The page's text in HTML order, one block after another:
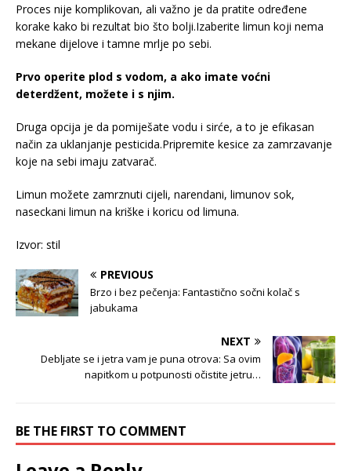
Proces nije komplikovan, ali važno je da pratite određene
korake kako bi rezultat bio što bolji.Izaberite limun koji nema
mekane dijelove i tamne mrlje po sebi.
Prvo operite plod s vodom, a ako imate voćni
deterdžent, možete i s njim.
Druga opcija je da pomiješate vodu i sirće, a to je efikasan
način za uklanjanje pesticida.Pripremite kesice za zamrzavanje
koje na sebi imaju zatvarač.
Limun možete zamrznuti cijeli, narendani, limunov sok,
naseckani limun na kriške i koricu od limuna.
Izvor: stil
PREVIOUS
Brzo i bez pečenja: Fantastično sočni kolač s
jabukama
NEXT
Debljate se i jetra vam je puna otrova: Sa ovim
napitkom u potpunosti očistite jetru…
BE THE FIRST TO COMMENT